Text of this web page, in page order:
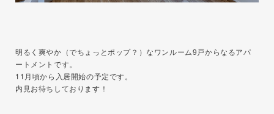
明るく爽やか（でちょっとポップ？）なワンルーム9戸からなるアパ
ートメントです。
11月頃から入居開始の予定です。
内見お待ちしております！